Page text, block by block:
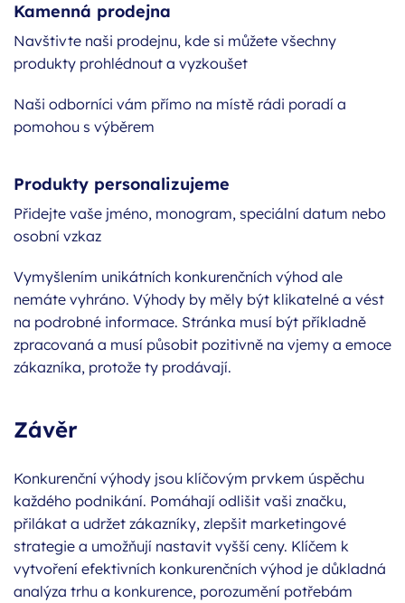
Kamenná prodejna
Navštivte naši prodejnu, kde si můžete všechny
produkty prohlédnout a vyzkoušet
Naši odborníci vám přímo na místě rádi poradí a
pomohou s výběrem
Produkty personalizujeme
Přidejte vaše jméno, monogram, speciální datum nebo
osobní vzkaz
Vymyšlením unikátních konkurenčních výhod ale
nemáte vyhráno. Výhody by měly být klikatelné a vést
na podrobné informace. Stránka musí být příkladně
zpracovaná a musí působit pozitivně na vjemy a emoce
zákazníka, protože ty prodávají.
Závěr
Konkurenční výhody jsou klíčovým prvkem úspěchu
každého podnikání. Pomáhají odlišit vaši značku,
přilákat a udržet zákazníky, zlepšit marketingové
strategie a umožňují nastavit vyšší ceny. Klíčem k
vytvoření efektivních konkurenčních výhod je důkladná
analýza trhu a konkurence, porozumění potřebám